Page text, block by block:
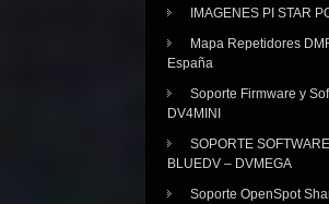
IMAGENES PI STAR
Mapa Repetidores
España
Soporte Firmware y
DV4MINI
SOPORTE SOFTWARE
BLUEDV – DVMEGA
Soporte OpenSpot